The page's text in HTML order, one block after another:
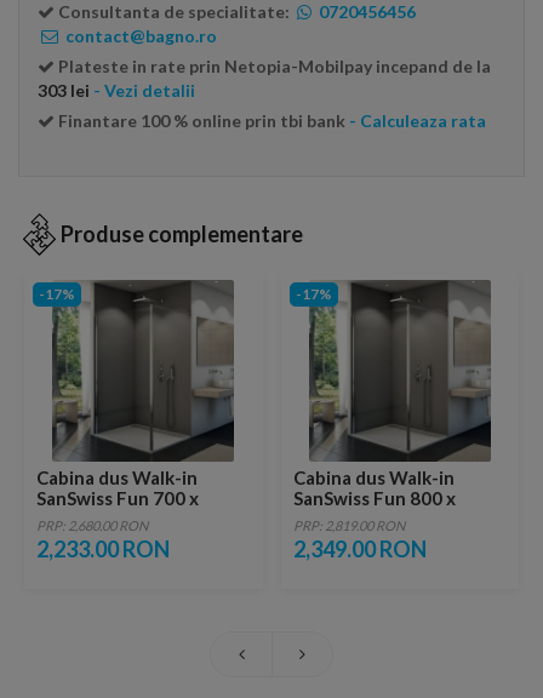
Consultanta de specialitate:
0720456456
contact@bagno.ro
Plateste in rate prin Netopia-Mobilpay incepand de la
303 lei - Vezi detalii
Finantare 100 % online prin tbi bank - Calculeaza rata
Produse complementare
-17%
Cabina dus Walk-in
SanSwiss Fun 700 x
H2000 mm profil slefuit
lucios
PRP: 2,680.00 RON
2,233.00 RON
-17%
Cabina dus Walk-in
SanSwiss Fun 800 x
H2000
PRP: 2,819.00 RON
2,349.00 RON